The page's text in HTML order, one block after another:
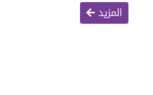
المزيد